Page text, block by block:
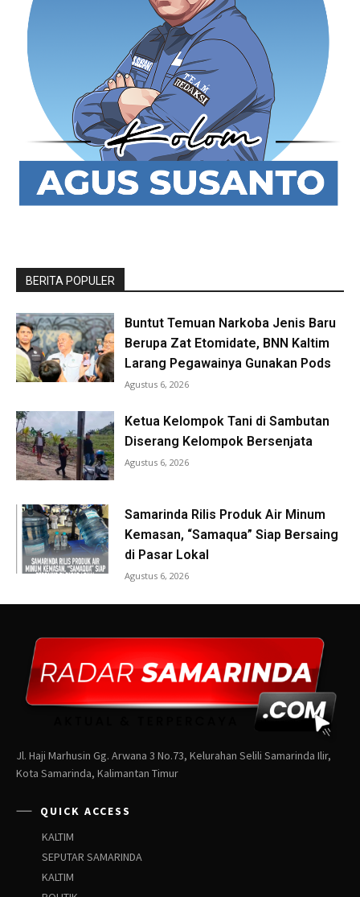
Jl. Haji Marhusin Gg. Arwana 3 No.73, Kelurahan Selili Samarinda Ilir,
Kota Samarinda, Kalimantan Timur
QUICK ACCESS
KALTIM
SEPUTAR SAMARINDA
KALTIM